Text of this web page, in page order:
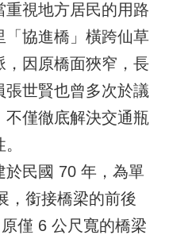
視地方居民的用路
「協進橋」橫跨仙草
，因原橋面狹窄，長
世賢也曾多次於議
僅徹底解決交通瓶
於民國 70 年，為單
，銜接橋梁的前後
僅 6 公尺寬的橋梁